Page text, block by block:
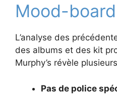
Mood-
L’analyse des
des albums et des kit
Murphy’s révèle
Pas de police